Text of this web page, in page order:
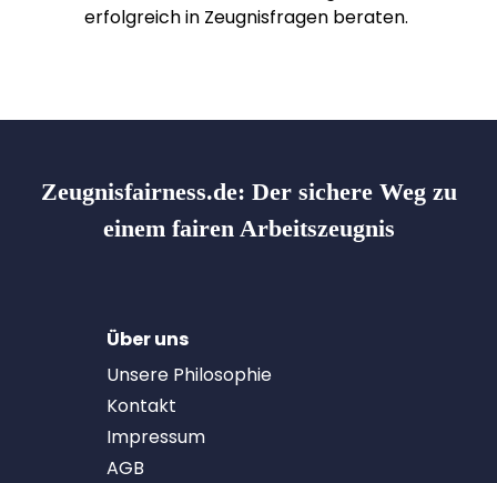
erfolgreich in Zeugnisfragen beraten.
Zeugnisfairness.de: Der sichere Weg zu
einem fairen Arbeitszeugnis
Über uns
Unsere Philosophie
Kontakt
Impressum
AGB